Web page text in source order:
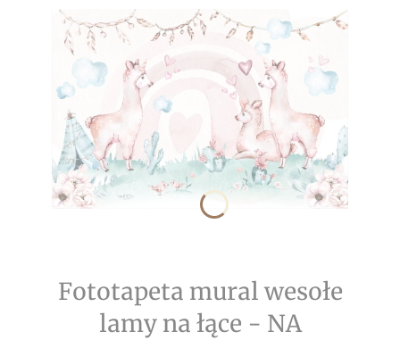
Fototapeta mural wesołe
lamy na łące - NA